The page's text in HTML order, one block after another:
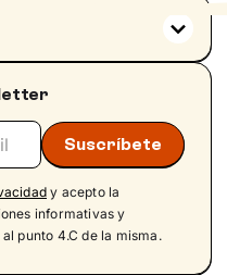
el apego ansioso
y acepto la
informativas y
punto 4.C de la misma.